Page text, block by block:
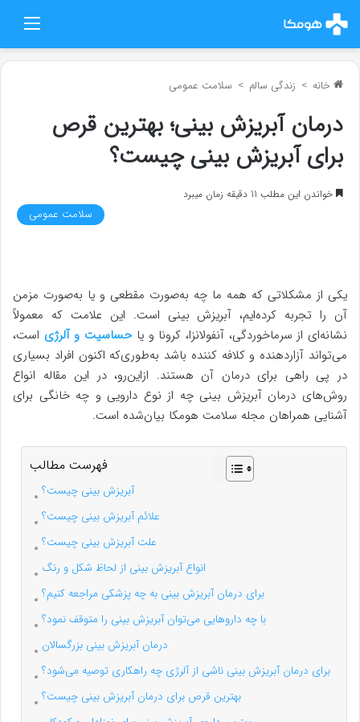
خانه > زندگی سالم > سلامت عمومی
درمان آبریزش بینی؛ بهترین قرص
برای آبریزش بینی چیست؟
خواندن این مطلب 11 دقیقه زمان میبرد
سلامت عمومی
یکی از مشکلاتی که همه ما چه به‌صورت مقطعی و یا به‌صورت مزمن
آن را تجربه کرده‌ایم، آبریزش بینی است. این علامت که معمولاً
نشانه‌ای از سرماخوردگی، آنفولانزا، کرونا و یاحساسیت و آلرژی است،
می‌تواند آزاردهنده و کلافه کننده باشد به‌طوری‌که اکنون افراد بسیاری
در پی راهی برای درمان آن هستند. ازاین‌رو، در این مقاله انواع
روش‌های درمان آبریزش بینی چه از نوع دارویی و چه خانگی برای
آشنایی همراهان مجله سلامت هومکا بیان‌شده است.
فهرست مطالب
آبریزش بینی چیست؟
علائم آبریزش بینی چیست؟
علت آبریزش بینی چیست؟
انواع آبریزش بینی از لحاظ شکل و رنگ
برای درمان آبریزش بینی به چه پزشکی مراجعه کنیم؟
با چه داروهایی می‌توان آبریزش بینی را متوقف نمود؟
درمان آبریزش بینی بزرگسالان
برای درمان آبریزش بینی ناشی از آلرژی چه راهکاری توصیه می‌شود؟
بهترین قرص برای درمان آبریزش بینی چیست؟